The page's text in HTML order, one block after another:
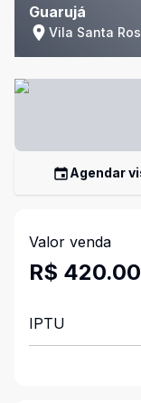
Guarujá
Vila Santa
Agendar
Valor venda
R$
IPTU